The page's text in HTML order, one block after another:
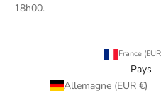
18h00.
Pays
Allemagne (EUR €)